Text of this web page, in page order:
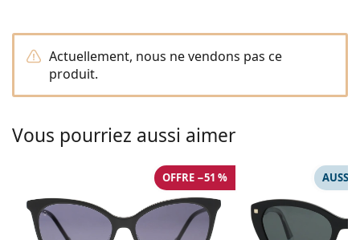
Prada
Toutes les marques
Actuellement, nous ne vendons pas ce
produit.
Vous pourriez aussi aimer
OFFRE −51 % AUSSI